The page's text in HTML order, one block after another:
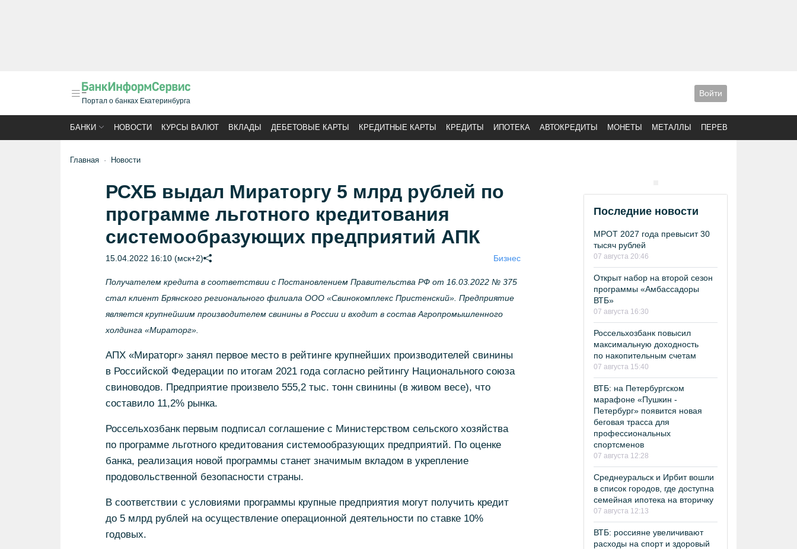
Портал о банках Екатеринбурга
Войти
БАНКИ НОВОСТИ КУРСЫ ВАЛЮТ ВКЛАДЫ ДЕБЕТОВЫЕ КАРТЫ КРЕДИТНЫЕ КАРТЫ КРЕДИТЫ ИПОТЕКА АВТОКРЕДИТЫ МОНЕТЫ МЕТАЛЛЫ ПЕРЕВОДЫ
Главная Новости
РСХБ выдал Мираторгу 5 млрд рублей по
программе льготного кредитования
системообразующих предприятий АПК
15.04.2022 16:10 (мск+2) Бизнес
Получателем кредита в соответствии с Постановлением Правительства РФ от 16.03.2022 № 375
стал клиент Брянского регионального филиала ООО «Свинокомплекс Пристенский». Предприятие
является крупнейшим производителем свинины в России и входит в состав Агропромышленного
холдинга «Мираторг».
АПХ «Мираторг» занял первое место в рейтинге крупнейших производителей свинины
в Российской Федерации по итогам 2021 года согласно рейтингу Национального союза
свиноводов. Предприятие произвело 555,2 тыс. тонн свинины (в живом весе), что
составило 11,2% рынка.
Россельхозбанк первым подписал соглашение с Министерством сельского хозяйства
по программе льготного кредитования системообразующих предприятий. По оценке
банка, реализация новой программы станет значимым вкладом в укрепление
продовольственной безопасности страны.
В соответствии с условиями программы крупные предприятия могут получить кредит
до 5 млрд рублей на осуществление операционной деятельности по ставке 10%
годовых.
Последние новости
МРОТ 2027 года превысит 30
тысяч рублей
07 августа 20:46
Открыт набор на второй сезон
программы «Амбассадоры
ВТБ»
07 августа 16:30
Россельхозбанк повысил
максимальную доходность
по накопительным счетам
07 августа 15:40
ВТБ: на Петербургском
марафоне «Пушкин -
Петербург» появится новая
беговая трасса для
профессиональных
спортсменов
07 августа 12:28
Среднеуральск и Ирбит вошли
в список городов, где доступна
семейная ипотека на вторичку
07 августа 12:13
ВТБ: россияне увеличивают
расходы на спорт и здоровый